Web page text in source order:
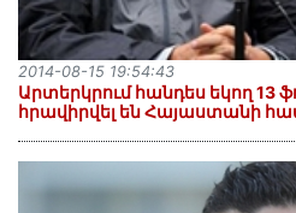
Արտերկրում հանդես եկող 13
հրավիրվել են Հայաստանի
2014-08-15 19:54:43